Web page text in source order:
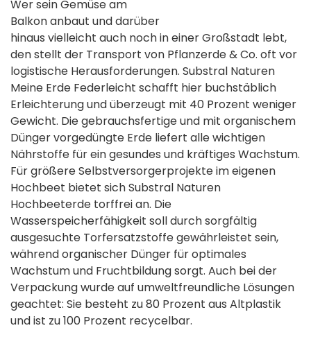
Wer sein Gemüse am
Balkon anbaut und darüber
hinaus vielleicht auch noch in einer Großstadt lebt,
den stellt der Transport von Pflanzerde & Co. oft vor
logistische Herausforderungen. Substral Naturen
Meine Erde Federleicht schafft hier buchstäblich
Erleichterung und überzeugt mit 40 Prozent weniger
Gewicht. Die gebrauchsfertige und mit organischem
Dünger vorgedüngte Erde liefert alle wichtigen
Nährstoffe für ein gesundes und kräftiges Wachstum.
Für größere Selbstversorgerprojekte im eigenen
Hochbeet bietet sich Substral Naturen
Hochbeeterde torffrei an. Die
Wasserspeicherfähigkeit soll durch sorgfältig
ausgesuchte Torfersatzstoffe gewährleistet sein,
während organischer Dünger für optimales
Wachstum und Fruchtbildung sorgt. Auch bei der
Verpackung wurde auf umweltfreundliche Lösungen
geachtet: Sie besteht zu 80 Prozent aus Altplastik
und ist zu 100 Prozent recycelbar.